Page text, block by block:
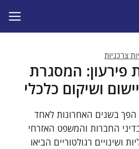
צרכניות
פירעון: המסגרת
ושיקום כלכלי
הפך בשנים האחרונות לאחד
החברות והמשפט האזרחי
ושינויים רגולטוריים הביאו